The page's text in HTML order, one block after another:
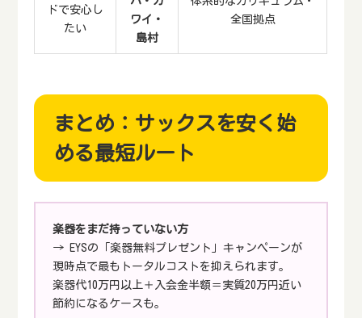
ドで安心し
たい
ワイ・
島村
全国拠点
まとめ：サックスを安く始
める最短ルート
楽器をまだ持っていない方
→ EYSの「楽器無料プレゼント」キャンペーンが
現時点で最もトータルコストを抑えられます。
楽器代10万円以上＋入会金半額＝実質20万円近い
節約になるケースも。